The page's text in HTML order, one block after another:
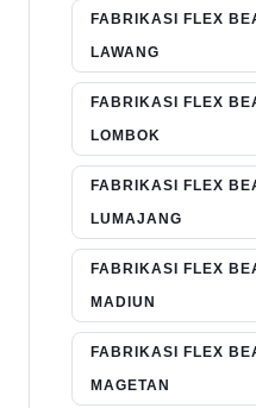
FABRIKASI FLEX
LAWANG
FABRIKASI FLEX
LOMBOK
FABRIKASI FLEX
LUMAJANG
FABRIKASI FLEX
MADIUN
FABRIKASI FLEX
MAGETAN